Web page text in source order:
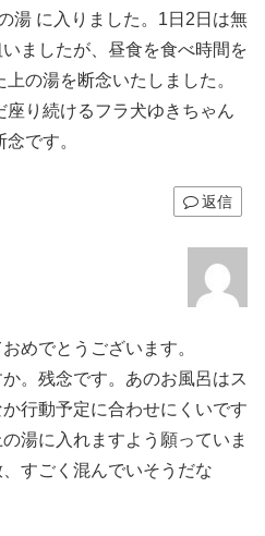
湯 に入りました。1日2日は無
ましたが、昼食を食べ時間を
の湯を断念いたしました。
り続けるフラ犬ゆきちゃん
です。
返信
めでとうございます。
。残念です。あのお風呂はス
行動予定に合わせにくいです
湯に入れますよう願っていま
すごく混んでいそうだな